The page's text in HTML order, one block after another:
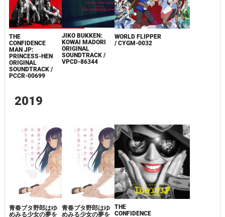
THE
CONFIDENCE
MAN JP:
PRINCESS-HEN
ORIGINAL
SOUNDTRACK /
PCCR-00699
JIKO BUKKEN:
KOWAI MADORI
ORIGINAL
SOUNDTRACK /
VPCD-86344
WORLD FLIPPER
/ CYGM-0032
2019
青春ブタ野郎はゆ
めみる少女の夢を
青春ブタ野郎はゆ
めみる少女の夢を
THE
CONFIDENCE